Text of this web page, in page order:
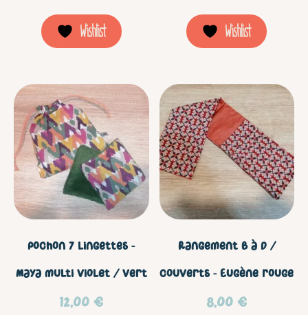
Wishlist Wishlist
Pochon 7 lingettes –
Maya multi violet / vert
12,00 €
Rangement B à D /
couverts – Eugène rouge
8,00 €